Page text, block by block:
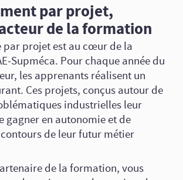
par projet,
de la formation
par projet est au cœur de la
Pour chaque année du
les apprenants réalisent un
Ces projets, conçus autour de
industrielles leur
gagner en autonomie et de
de leur futur métier
de la formation, vous